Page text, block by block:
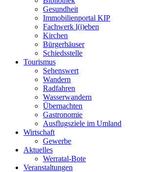
Gesundheit
Immobilienportal KIP
Fachwerk l(i)eben
Kirchen
Bürgerhäuser
Schiedsstelle
Tourismus
Sehenswert
Wandern
Radfahren
Wasserwandern
Übernachten
Gastronomie
Ausflugsziele im Umland
Wirtschaft
Gewerbe
Aktuelles
Werratal-Bote
Veranstaltungen